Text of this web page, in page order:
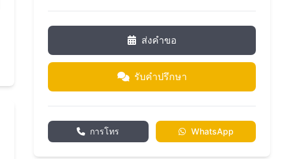
ส่งคำขอ
รับคำปรึกษา
การโทร WhatsApp